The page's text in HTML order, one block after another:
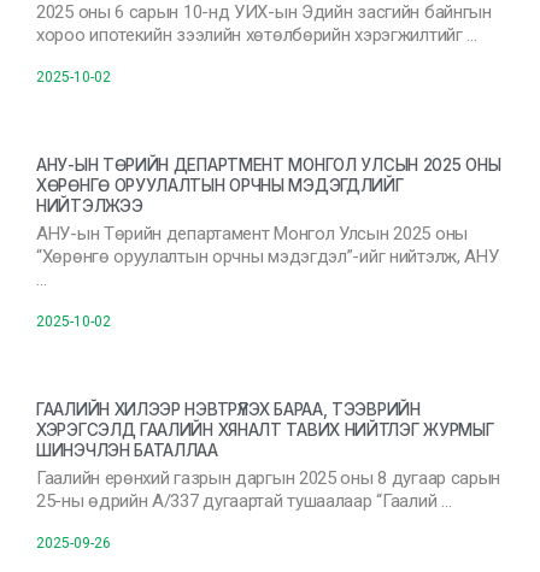
2025 оны 6 сарын 10-нд УИХ-ын Эдийн засгийн байнгын
хороо ипотекийн зээлийн хөтөлбөрийн хэрэгжилтийг …
2025-10-02
АНУ-ЫН ТӨРИЙН ДЕПАРТМЕНТ МОНГОЛ УЛСЫН 2025 ОНЫ
ХӨРӨНГӨ ОРУУЛАЛТЫН ОРЧНЫ МЭДЭГДЛИЙГ
НИЙТЭЛЖЭЭ
АНУ-ын Төрийн департамент Монгол Улсын 2025 оны
“Хөрөнгө оруулалтын орчны мэдэгдэл”-ийг нийтэлж, АНУ
…
2025-10-02
ГААЛИЙН ХИЛЭЭР НЭВТРҮҮЛЭХ БАРАА, ТЭЭВРИЙН
ХЭРЭГСЭЛД ГААЛИЙН ХЯНАЛТ ТАВИХ НИЙТЛЭГ ЖУРМЫГ
ШИНЭЧЛЭН БАТАЛЛАА
Гаалийн ерөнхий газрын даргын 2025 оны 8 дугаар сарын
25-ны өдрийн А/337 дугаартай тушаалаар “Гаалий …
2025-09-26